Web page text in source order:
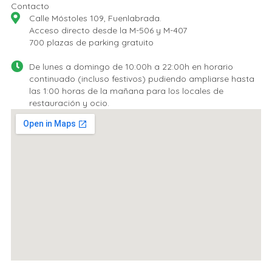
Contacto
Calle Móstoles 109, Fuenlabrada.
Acceso directo desde la M-506 y M-407
700 plazas de parking gratuito
De lunes a domingo de 10:00h a 22:00h en horario
continuado (incluso festivos) pudiendo ampliarse hasta
las 1:00 horas de la mañana para los locales de
restauración y ocio.